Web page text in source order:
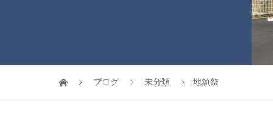
ブログ 未分類 地鎮祭